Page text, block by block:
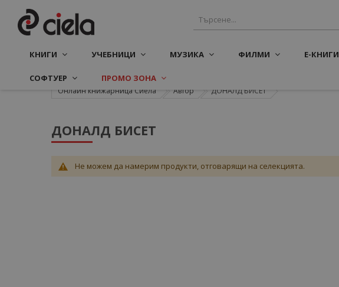
КНИГИ УЧЕБНИЦИ МУЗИКА ФИЛМИ Е-КНИГИ
СОФТУЕР ПРОМО ЗОНА
Онлайн книжарница Сиела Автор ДОНАЛД БИСЕТ
ДОНАЛД БИСЕТ
Не можем да намерим продукти, отговарящи на селекцията.